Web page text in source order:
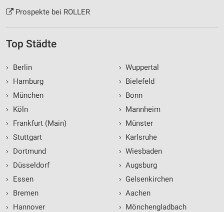
Prospekte bei ROLLER
Top Städte
›
Berlin
›
Hamburg
›
München
›
Köln
›
Frankfurt (Main)
› Stuttgart
›
Dortmund
›
Düsseldorf
›
Essen
›
Bremen
›
Hannover
› Wuppertal
› Bielefeld
› Bonn
› Mannheim
› Münster
› Karlsruhe
› Wiesbaden
› Augsburg
› Gelsenkirchen
› Aachen
› Mönchengladbach